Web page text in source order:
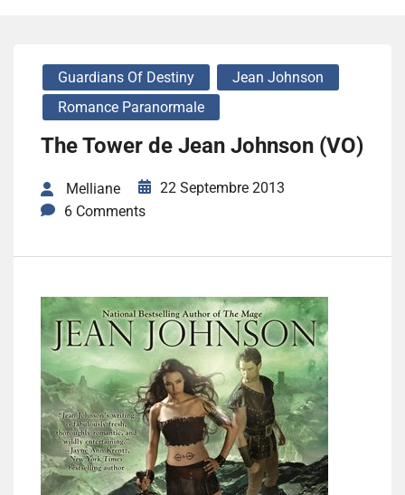
Guardians Of Destiny
Jean Johnson
Romance Paranormale
The Tower de Jean Johnson (VO)
Melliane
22 Septembre 2013
6 Comments